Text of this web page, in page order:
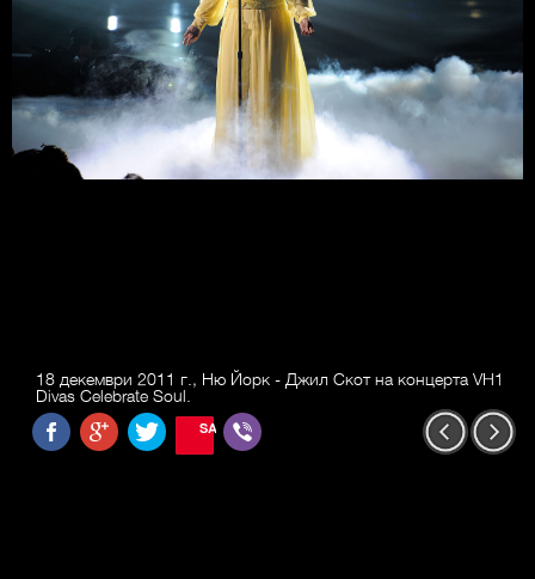
18 декември 2011 г., Ню Йорк - Джил Скот на концерта VH1
Divas Celebrate Soul.
SAVE